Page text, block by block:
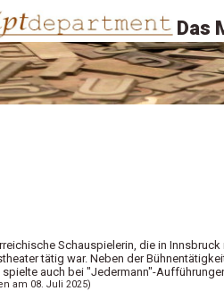
Das
Schauspielerin, die in
tätig war. Neben der
auch bei "Jedermann"-
am 08. Juli 2025)